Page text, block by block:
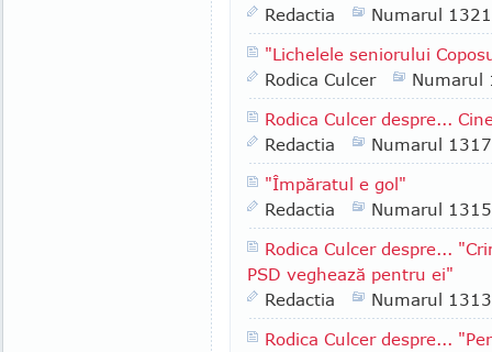
Redactia
Numarul 1321
"Lichelele seniorului
Rodica Culcer
Numarul
Rodica Culcer despre...
Redactia
Numarul 1317
"Împăratul e gol"
Redactia
Numarul 1315
Rodica Culcer despre...
PSD veghează pentru ei"
Redactia
Numarul 1313
Rodica Culcer despre...